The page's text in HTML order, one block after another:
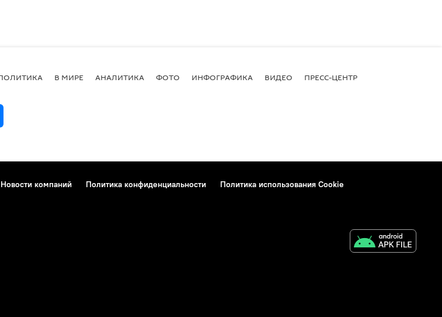
В МИРЕ АНАЛИТИКА ФОТО ИНФОГРАФИКА ВИДЕО ПРЕСС-ЦЕНТР
Новости компаний Политика конфиденциальности
Политика использования Cookie